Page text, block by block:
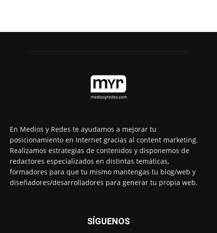
En Medios y Redes te ayudamos a mejorar tu
posicionamiento en Internet gracias al content marketing.
Realizamos estrategias de contenidos y disponemos de
redactores especializados en distintas temáticas,
formadores para que tu mismo mantengas tu blog/web y
diseñadores/desarrolladores para generar tu propia web.
SÍGUENOS